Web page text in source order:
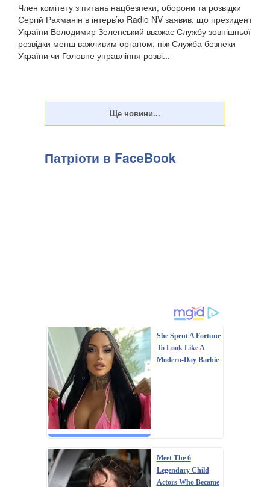
Член комітету з питань нацбезпеки, оборони та розвідки
Сергій Рахманін в інтерв’ю Radio NV заявив, що президент
України Володимир Зеленський вважає Службу зовнішньої
розвідки менш важливим органом, ніж Служба безпеки
України чи Головне управління розві...
Патріоти в FaceBook
She Spent A Fortune
To Look Like A
Modern-Day Barbie
Meet The 6
Legendary Child
Actors Who Became